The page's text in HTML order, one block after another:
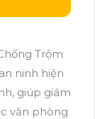
Trộm
ninh hiện
giúp giám
văn phòng